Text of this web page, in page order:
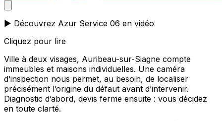
▶️ Découvrez Azur Service 06 en vidéo
Cliquez pour lire
Ville à deux visages, Auribeau-sur-Siagne compte
immeubles et maisons individuelles. Une caméra
d’inspection nous permet, au besoin, de localiser
précisément l’origine du défaut avant d’intervenir.
Diagnostic d’abord, devis ferme ensuite : vous décidez
en toute clarté.